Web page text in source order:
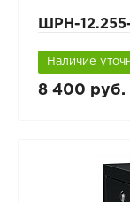
ШРН-
Наличие
8 400 руб.